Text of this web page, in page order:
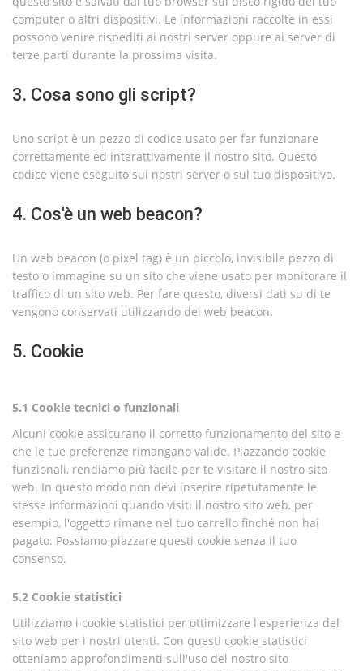
computer o altri dispositivi. Le informazioni raccolte in essi
possono venire rispediti ai nostri server oppure ai server di
terze parti durante la prossima visita.
3. Cosa sono gli script?
Uno script è un pezzo di codice usato per far funzionare
correttamente ed interattivamente il nostro sito. Questo
codice viene eseguito sui nostri server o sul tuo dispositivo.
4. Cos'è un web beacon?
Un web beacon (o pixel tag) è un piccolo, invisibile pezzo di
testo o immagine su un sito che viene usato per monitorare il
traffico di un sito web. Per fare questo, diversi dati su di te
vengono conservati utilizzando dei web beacon.
5. Cookie
5.1 Cookie tecnici o funzionali
Alcuni cookie assicurano il corretto funzionamento del sito e
che le tue preferenze rimangano valide. Piazzando cookie
funzionali, rendiamo più facile per te visitare il nostro sito
web. In questo modo non devi inserire ripetutamente le
stesse informazioni quando visiti il nostro sito web, per
esempio, l'oggetto rimane nel tuo carrello finché non hai
pagato. Possiamo piazzare questi cookie senza il tuo
consenso.
5.2 Cookie statistici
Utilizziamo i cookie statistici per ottimizzare l'esperienza del
sito web per i nostri utenti. Con questi cookie statistici
otteniamo approfondimenti sull'uso del nostro sito